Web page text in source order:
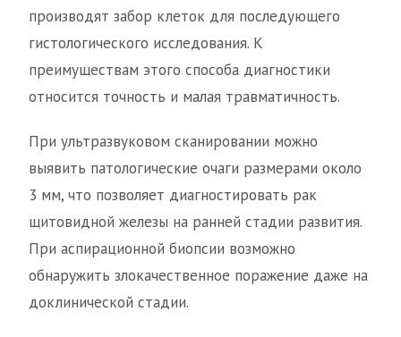
производят забор клеток для последующего
гистологического исследования. К
преимуществам этого способа диагностики
относится точность и малая травматичность.
При ультразвуковом сканировании можно
выявить патологические очаги размерами около
3 мм, что позволяет диагностировать рак
щитовидной железы на ранней стадии развития.
При аспирационной биопсии возможно
обнаружить злокачественное поражение даже на
доклинической стадии.